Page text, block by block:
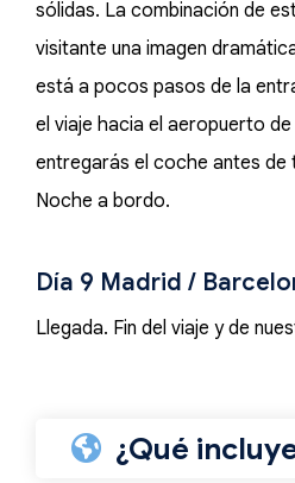
sólidas. La combinación de
visitante una imagen
está a pocos pasos de la
el viaje hacia el aeropuerto
entregarás el coche antes de
Noche a bordo.
Día 9 Madrid /
Llegada. Fin del viaje y de
¿Qué